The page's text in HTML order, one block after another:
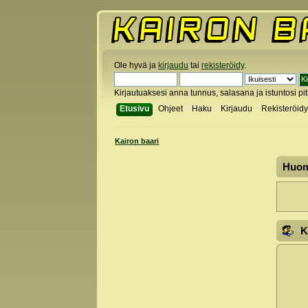
Ole hyvä ja kirjaudu tai rekisteröidy.
Kirjautuaksesi anna tunnus, salasana ja istuntosi
Etusivu
Ohjeet Haku Kirjaudu Rekisteröidy
Kairon baari